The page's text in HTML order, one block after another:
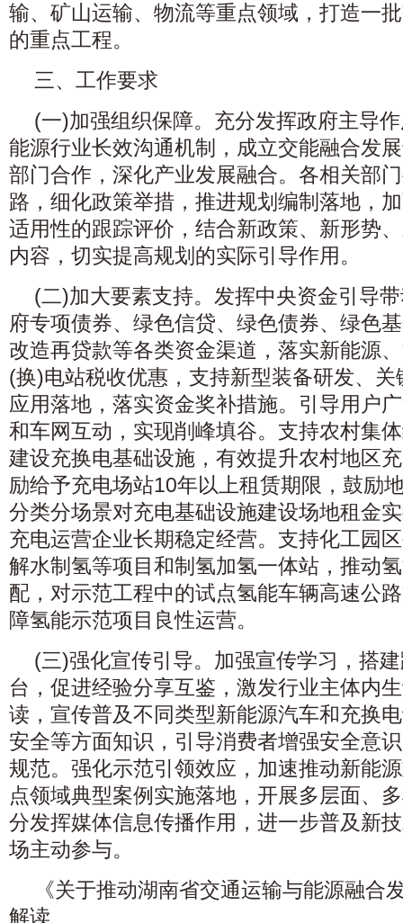
输、矿山运输、物流等重点领域，打造一
的重点工程。
三、工作要求
(一)加强组织保障。充分发挥政府主导
能源行业长效沟通机制，成立交能融合发
部门合作，深化产业发展融合。各相关部
路，细化政策举措，推进规划编制落地，
适用性的跟踪评价，结合新政策、新形势
内容，切实提高规划的实际引导作用。
(二)加大要素支持。发挥中央资金引导
府专项债券、绿色信贷、绿色债券、绿色
改造再贷款等各类资金渠道，落实新能源
(换)电站税收优惠，支持新型装备研发、
应用落地，落实资金奖补措施。引导用户
和车网互动，实现削峰填谷。支持农村集
建设充换电基础设施，有效提升农村地区
励给予充电场站10年以上租赁期限，鼓励
分类分场景对充电基础设施建设场地租金
充电运营企业长期稳定经营。支持化工园
解水制氢等项目和制氢加氢一体站，推动
配，对示范工程中的试点氢能车辆高速公
障氢能示范项目良性运营。
(三)强化宣传引导。加强宣传学习，搭
台，促进经验分享互鉴，激发行业主体内
读，宣传普及不同类型新能源汽车和充换
安全等方面知识，引导消费者增强安全意
规范。强化示范引领效应，加速推动新能
点领域典型案例实施落地，开展多层面、
分发挥媒体信息传播作用，进一步普及新
场主动参与。
《关于推动湖南省交通运输与能源融合
解读